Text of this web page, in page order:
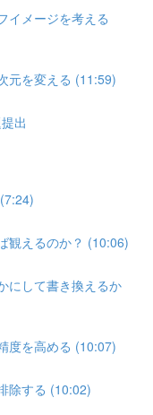
イメージを考える
元を変える (11:59)
出
観えるのか？ (10:06)
にして書き換えるか
度を高める (10:07)
除する (10:02)